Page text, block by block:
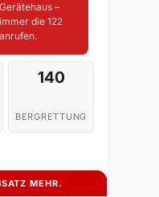
Gerätehaus –
immer die 122
anrufen.
140
BERGRETTUNG
MEHR.